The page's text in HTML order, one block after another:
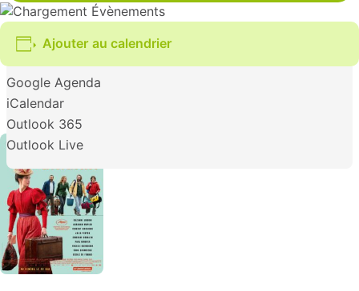
Ajouter au calendrier
Google Agenda
iCalendar
Outlook 365
Outlook Live